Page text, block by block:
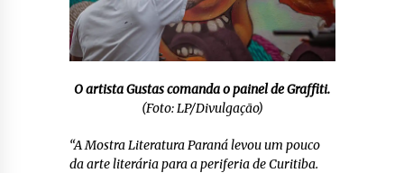
O artista Gustas comanda o painel de Graffiti.
(Foto: LP/Divulgação)
“A Mostra Literatura Paraná levou um pouco
da arte literária para a periferia de Curitiba.